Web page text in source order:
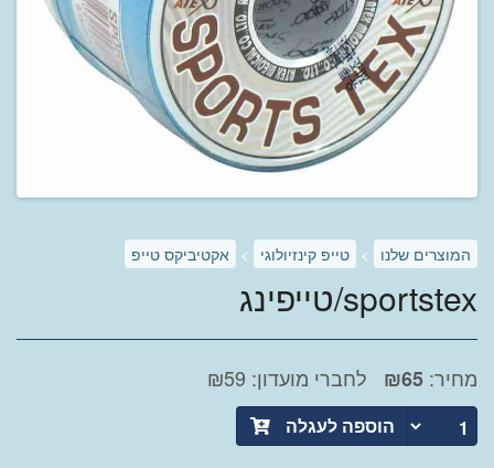
המוצרים שלנו > טייפ קינזיולוגי > אקטיביקס טייפ
sportstex/טייפינג
מחיר: ₪65 לחברי מועדון: ₪59
הוספה לעגלה